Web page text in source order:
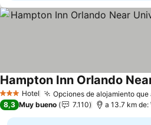
3 Estrellas
Hotel Opciones de alojamiento
8,3 Muy bueno 7.110 a 13.7 km de: